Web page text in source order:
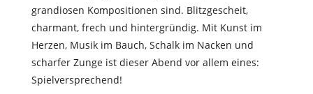
grandiosen Kompositionen sind. Blitzgescheit,
charmant, frech und hintergründig. Mit Kunst im
Herzen, Musik im Bauch, Schalk im Nacken und
scharfer Zunge ist dieser Abend vor allem eines:
Spielversprechend!